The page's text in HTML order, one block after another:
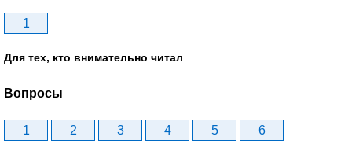
1
Для тех, кто внимательно читал
Вопросы
1 2 3 4 5 6